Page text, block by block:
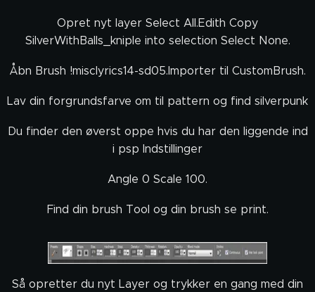
Opret nyt layer Select All.Edith Copy
SilverWithBalls_kniple into selection Select None.
Åbn Brush !misclyrics14-sd05.Importer til CustomBrush.
Lav din forgrundsfarve om til pattern og find silverpunk
Du finder den øverst oppe hvis du har den liggende ind
i psp Indstillinger
Angle 0 Scale 100.
Find din brush Tool og din brush se print.
Så opretter du nyt Layer og trykker en gang med din